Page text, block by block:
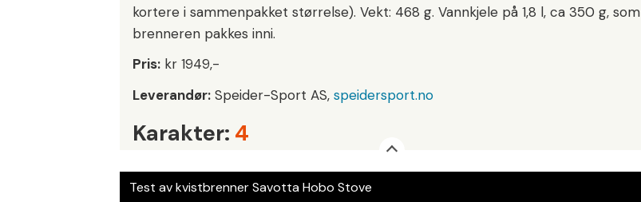
kortere i sammenpakket størrelse). Vekt: 468 g. Vannkjele på 1,8 l, ca 350 g, som
brenneren pakkes inni.
Pris: kr 1949,-
Leverandør: Speider-Sport AS,speidersport.no
Karakter: 4
Test av kvistbrenner Savotta Hobo Stove